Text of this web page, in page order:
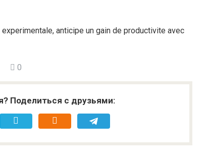
anticipe un gain de productivite avec
0
Поделиться с друзьями: